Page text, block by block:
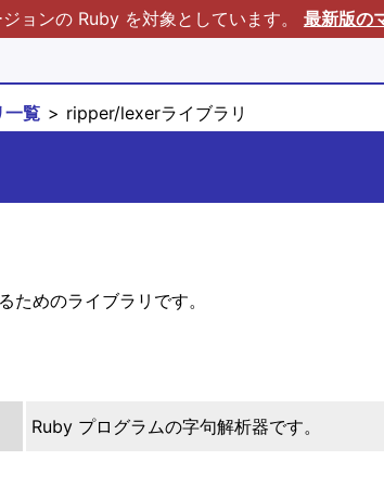
ョンの Ruby を対象としています。 最新版の
一覧 ripper/lexerライブラリ
めのライブラリです。
Ruby プログラムの字句解析器です。